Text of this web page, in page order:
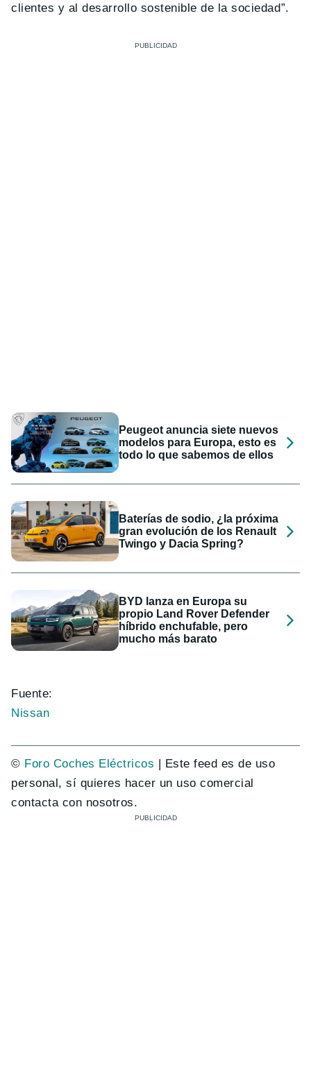
clientes y al desarrollo sostenible de la sociedad”.
Peugeot anuncia siete nuevos
modelos para Europa, esto es
todo lo que sabemos de ellos
Baterías de sodio, ¿la próxima
gran evolución de los Renault
Twingo y Dacia Spring?
BYD lanza en Europa su
propio Land Rover Defender
híbrido enchufable, pero
mucho más barato
Fuente:
Nissan
© Foro Coches Eléctricos | Este feed es de uso
personal, sí quieres hacer un uso comercial
contacta con nosotros.